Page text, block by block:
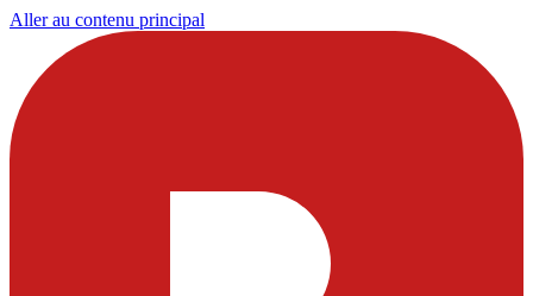
Aller au contenu principal